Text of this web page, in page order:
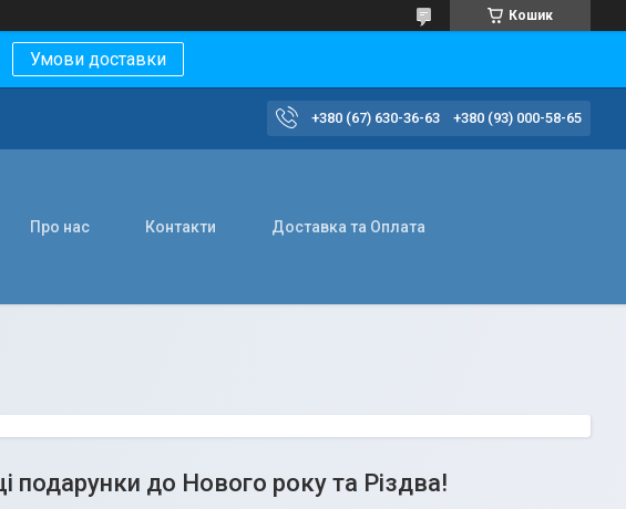
Кошик
Умови доставки
+380 (67) 630-36-63 +380 (93) 000-58-65
Про нас Контакти Доставка та Оплата
до Нового року та Різдва!